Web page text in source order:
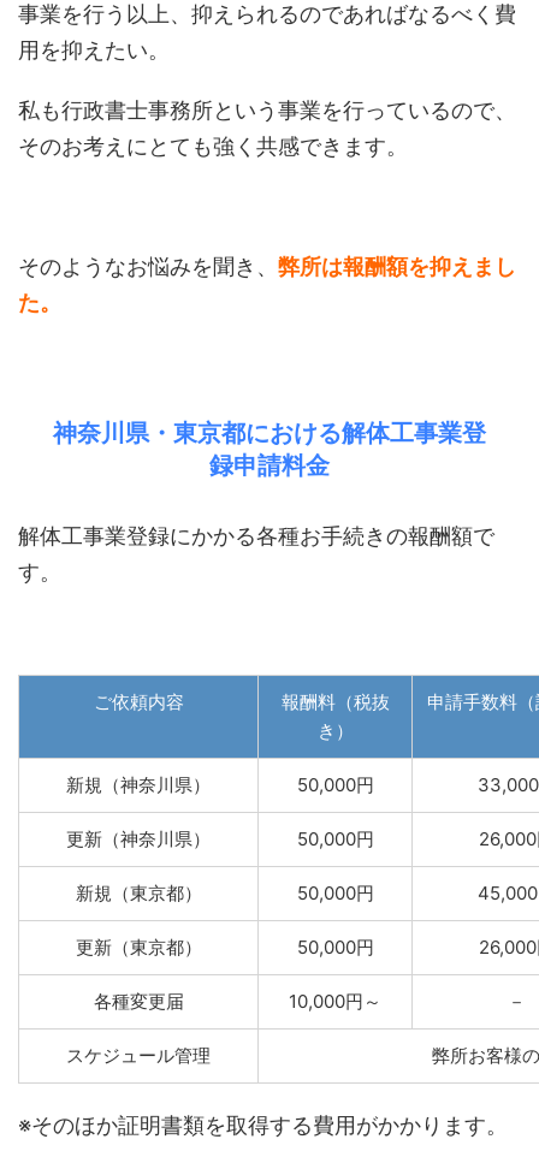
事業を行う以上、抑えられるのであればなるべく費
用を抑えたい。
私も行政書士事務所という事業を行っているので、
そのお考えにとても強く共感できます。
そのようなお悩みを聞き、 弊所は報酬額を抑えまし
た。
神奈川県・東京都における解体工事業登
録申請料金
解体工事業登録にかかる各種お手続きの報酬額で
す。
ご依頼内容
報酬料（税抜
き）
申請手数料
新規（神奈川県） 50,000円
更新（神奈川県） 50,000円
新規（東京都） 50,000円
更新（東京都） 50,000円
各種変更届 10,000円～ －
スケジュール管理 弊所お客様
※そのほか証明書類を取得する費用がかかります。